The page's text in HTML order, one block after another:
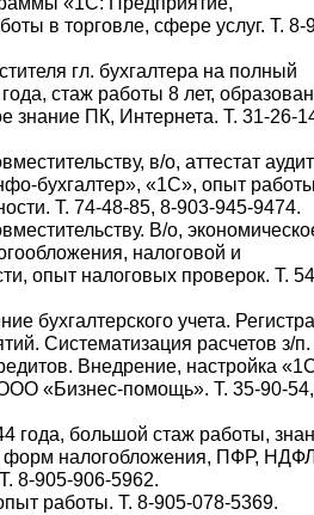
в торговле, сфере услуг. Т. 8-
гл. бухгалтера на полный
стаж работы 8 лет,
знание ПК, Интернета. Т. 31-26-
в/о, аттестат
бухгалтер», «1С», опыт
Т. 74-48-85, 8-903-945-9474.
В/о,
налоговой и
опыт налоговых проверок. Т.
бухгалтерского учета.
Систематизация расчетов з/п.
Внедрение, настройка
«Бизнес-помощь». Т. 35-90-
года, большой стаж работы,
форм налогобложения, ПФР,
8-905-906-5962.
работы. Т. 8-905-078-5369.